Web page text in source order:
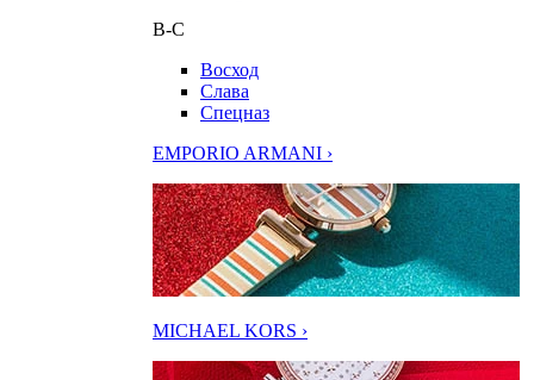
В-С
Восход
Слава
Спецназ
EMPORIO ARMANI ›
MICHAEL KORS ›